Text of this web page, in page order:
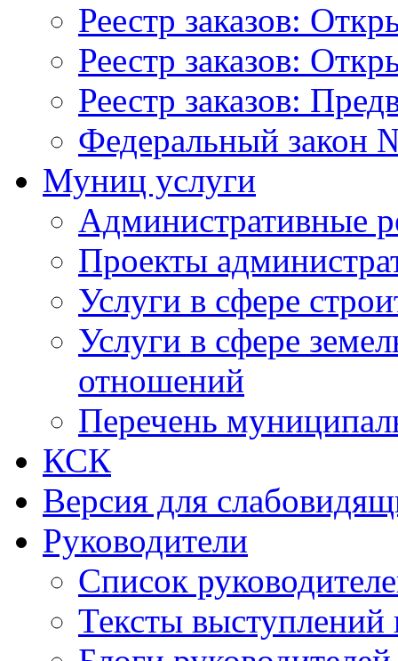
Реестр заказов:
Реестр заказов:
Реестр заказов:
Федеральный закон
Муниц услуги
Административные
Проекты
Услуги в сфере
Услуги в сфере
отношений
Перечень
КСК
Версия для
Руководители
Список
Тексты выступлений